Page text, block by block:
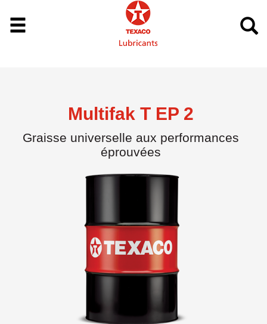
Multifak T EP 2
Graisse universelle aux performances
éprouvées